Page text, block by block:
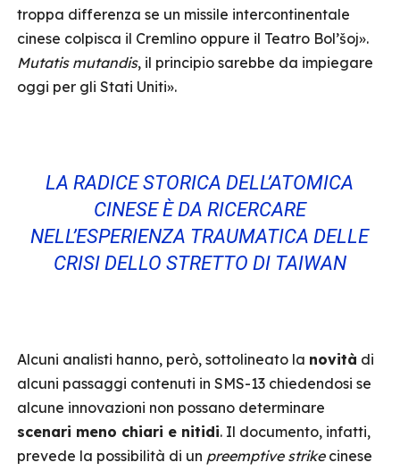
troppa differenza se un missile intercontinentale
cinese colpisca il Cremlino oppure il Teatro Bol’šoj».
Mutatis mutandis, il principio sarebbe da impiegare
oggi per gli Stati Uniti».
LA RADICE STORICA DELL’ATOMICA
CINESE È DA RICERCARE
NELL’ESPERIENZA TRAUMATICA DELLE
CRISI DELLO STRETTO DI TAIWAN
Alcuni analisti hanno, però, sottolineato la novità di
alcuni passaggi contenuti in SMS-13 chiedendosi se
alcune innovazioni non possano determinare
scenari meno chiari e nitidi. Il documento, infatti,
prevede la possibilità di un preemptive strikecinese